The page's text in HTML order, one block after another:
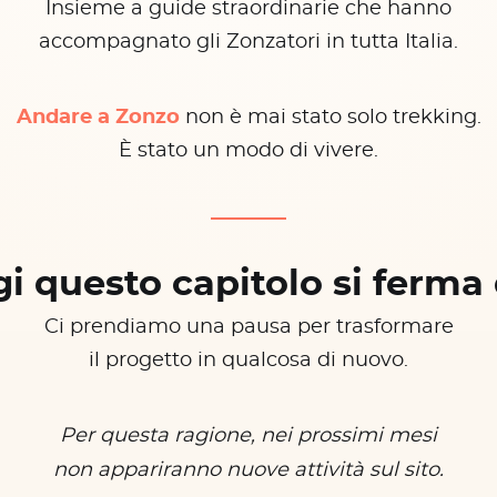
Insieme a guide straordinarie che hanno
accompagnato gli Zonzatori in tutta Italia.
Andare a Zonzonon è mai stato solo trekking.
È stato un modo di vivere.
questo capitolo si ferma
Ci prendiamo una pausa per trasformare
il progetto in qualcosa di nuovo.
Per questa ragione, nei prossimi mesi
non appariranno nuove attività sul sito.